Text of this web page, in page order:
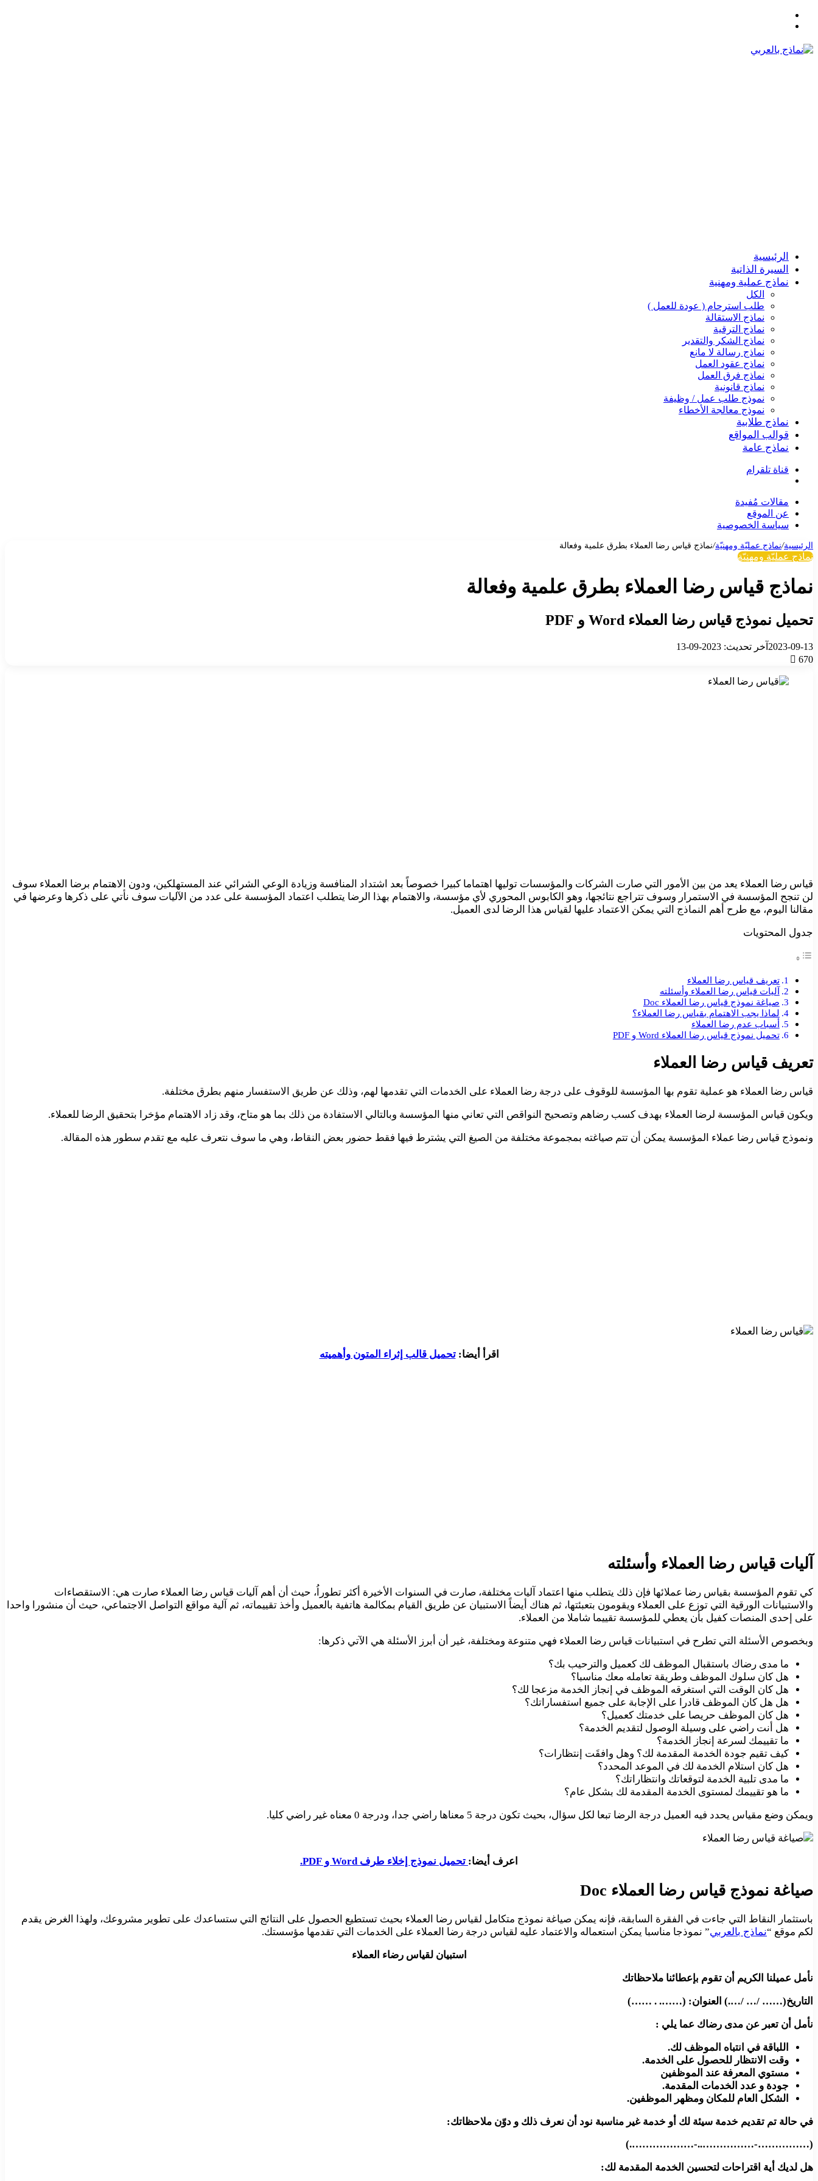
الرئيسية
السيرة الذاتية
نماذج عملية ومهنية
الكل
طلب استرحام ( عودة للعمل )
نماذج الاستقالة
نماذج الترقية
نماذج الشكر والتقدير
نماذج رسالة لا مانع
نماذج عقود العمل
نماذج فرق العمل
نماذج قانونية
نموذج طلب عمل / وظيفة
نموذج معالجة الأخطاء
نماذج طلابية
قوالب المواقع
نماذج عامة
قناة تلقرام
مقالات مُفيدة
عن الموقع
سياسة الخصوصية
الرئيسية/نماذج عمليّة ومهنيّة/نماذج قياس رضا العملاء بطرق علمية وفعالة
نماذج عمليّة ومهنيّة
نماذج قياس رضا العملاء بطرق علمية وفعالة
تحميل نموذج قياس رضا العملاء Word و PDF
2023-09-13 آخر تحديث: 2023-09-13
670
قياس رضا العملاء يعد من بين الأمور التي صارت الشركات والمؤسسات توليها اهتماما كبيرا خصوصاً بعد اشتداد المنافسة وزيادة الوعي الشرائي عند المستهلكين، ودون الاهتمام برضا العملاء سوف
لن تنجح المؤسسة في الاستمرار وسوف تتراجع نتائجها، وهو الكابوس المحوري لأي مؤسسة، والاهتمام بهذا الرضا يتطلب اعتماد المؤسسة على عدد من الآليات سوف نأتي على ذكرها وعرضها في
مقالنا اليوم، مع طرح أهم النماذج التي يمكن الاعتماد عليها لقياس هذا الرضا لدى العميل.
جدول المحتويات
تعريف قياس رضا العملاء
آليات قياس رضا العملاء وأسئلته
صياغة نموذج قياس رضا العملاء Doc
لماذا يجب الاهتمام بقياس رضا العملاء؟
أسباب عدم رضا العملاء
تحميل نموذج قياس رضا العملاء Word و PDF
تعريف قياس رضا العملاء
قياس رضا العملاء هو عملية تقوم بها المؤسسة للوقوف على درجة رضا العملاء على الخدمات التي تقدمها لهم، وذلك عن طريق الاستفسار منهم بطرق مختلفة.
ويكون قياس المؤسسة لرضا العملاء بهدف كسب رضاهم وتصحيح النواقص التي تعاني منها المؤسسة وبالتالي الاستفادة من ذلك بما هو متاح، وقد زاد الاهتمام مؤخرا بتحقيق الرضا للعملاء.
ونموذج قياس رضا عملاء المؤسسة يمكن أن تتم صياغته بمجموعة مختلفة من الصيغ التي يشترط فيها فقط حضور بعض النقاط، وهي ما سوف نتعرف عليه مع تقدم سطور هذه المقالة.
اقرأ أيضا:تحميل قالب إثراء المتون وأهميته
آليات قياس رضا العملاء وأسئلته
كي تقوم المؤسسة بقياس رضا عملائها فإن ذلك يتطلب منها اعتماد آليات مختلفة، صارت في السنوات الأخيرة أكثر تطوراُ، حيث أن أهم آليات قياس رضا العملاء صارت هي: الاستقصاءات
والاستبيانات الورقية التي توزع على العملاء ويقومون بتعبئتها، ثم هناك أيضاً الاستبيان عن طريق القيام بمكالمة هاتفية بالعميل وأخذ تقييماته، ثم آلية مواقع التواصل الاجتماعي، حيث أن منشورا واحدا
على إحدى المنصات كفيل بأن يعطي للمؤسسة تقييما شاملا من العملاء.
وبخصوص الأسئلة التي تطرح في استبيانات قياس رضا العملاء فهي متنوعة ومختلفة، غير أن أبرز الأسئلة هي الآتي ذكرها:
ما مدى رضاك باستقبال الموظف لك كعميل والترحيب بك؟
هل كان سلوك الموظف وطريقة تعامله معك مناسبا؟
هل كان الوقت التي استغرقه الموظف في إنجاز الخدمة مزعجا لك؟
هل هل كان الموظف قادرا على الإجابة على جميع استفساراتك؟
هل كان الموظف حريصا على خدمتك كعميل؟
هل أنت راضي على وسيلة الوصول لتقديم الخدمة؟
ما تقييمك لسرعة إنجاز الخدمة؟
كيف تقيم جودة الخدمة المقدمة لك؟ وهل وافقَت إنتظارات؟
هل كان استلام الخدمة لك في الموعد المحدد؟
ما مدى تلبية الخدمة لتوقعاتك وانتظاراتك؟
ما هو تقييمك لمستوى الخدمة المقدمة لك بشكل عام؟
ويمكن وضع مقياس يحدد فيه العميل درجة الرضا تبعا لكل سؤال، بحيث تكون درجة 5 معناها راضي جدا، ودرجة 0 معناه غير راضي كليا.
اعرف أيضا: تحميل نموذج إخلاء طرف Word و PDF.
صياغة نموذج قياس رضا العملاء Doc
باستثمار النقاط التي جاءت في الفقرة السابقة، فإنه يمكن صياغة نموذج متكامل لقياس رضا العملاء بحيث تستطيع الحصول على النتائج التي ستساعدك على تطوير مشروعك، ولهذا الغرض يقدم
لكم موقع “نماذج بالعربي” نموذجا مناسبا يمكن استعماله والاعتماد عليه لقياس درجة رضا العملاء على الخدمات التي تقدمها مؤسستك.
استبيان لقياس رضاء العملاء
نأمل عميلنا الكريم أن تقوم بإعطائنا ملاحظاتك
التاريخ(…… /… /….) العنوان: (……. . ……)
نأمل أن تعبر عن مدى رضاك عما يلي :
اللباقة في انتباه الموظف لك.
وقت الانتظار للحصول على الخدمة.
مستوي المعرفة عند الموظفين
جودة و عدد الخدمات المقدمة.
الشكل العام للمكان ومظهر الموظفين.
في حالة تم تقديم خدمة سيئة لك أو خدمة غير مناسبة نود أن نعرف ذلك و دوّن ملاحظاتك:
(……………-……………..-……………….)
هل لديك أية اقتراحات لتحسين الخدمة المقدمة لك: